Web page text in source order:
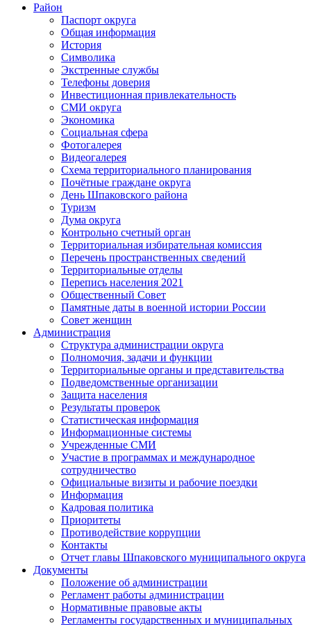
Район
Паспорт округа
Общая информация
История
Символика
Экстренные службы
Телефоны доверия
Инвестиционная привлекательность
СМИ округа
Экономика
Социальная сфера
Фотогалерея
Видеогалерея
Схема территориального планирования
Почётные граждане округа
День Шпаковского района
Туризм
Дума округа
Контрольно счетный орган
Территориальная избирательная комиссия
Перечень пространственных сведений
Территориальные отделы
Перепись населения 2021
Общественный Совет
Памятные даты в военной истории России
Совет женщин
Администрация
Структура администрации округа
Полномочия, задачи и функции
Территориальные органы и представительства
Подведомственные организации
Защита населения
Результаты проверок
Статистическая информация
Информационные системы
Учрежденные СМИ
Участие в программах и международное
сотрудничество
Официальные визиты и рабочие поездки
Информация
Кадровая политика
Приоритеты
Противодействие коррупции
Контакты
Отчет главы Шпаковского муниципального округа
Документы
Положение об администрации
Регламент работы администрации
Нормативные правовые акты
Регламенты государственных и муниципальных